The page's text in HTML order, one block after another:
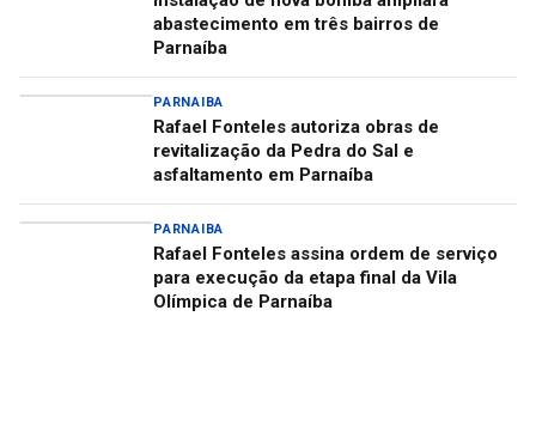
abastecimento em três bairros de
Parnaíba
PARNAIBA
Rafael Fonteles autoriza obras de
revitalização da Pedra do Sal e
asfaltamento em Parnaíba
PARNAIBA
Rafael Fonteles assina ordem de serviço
para execução da etapa final da Vila
Olímpica de Parnaíba